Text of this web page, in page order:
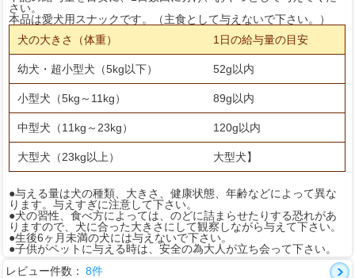
さい。
本品は愛犬用スナックです。（主食として与えないで下さい。）
犬の大きさ（体重）
1日の給与量の目安
幼犬・超小型犬（5kg以下） 52g以内
小型犬（5kg～11kg） 89g以内
中型犬（11kg～23kg） 120g以内
大型犬（23kg以上） 大型犬】
●与える量は犬の種類、大きさ、健康状態、年齢などによって異な
ります。与えすぎに注意して下さい。
●犬の習性、食べ方によっては、のどに詰まらせたりする恐れがあ
りますので、犬に合った大きさにして観察しながら与えて下さい。
●生後6ヶ月未満の犬には与えないで下さい。
●子供がペットに与える時は、安全の為大人が立ち会って下さい。
レビュー件数： 8件